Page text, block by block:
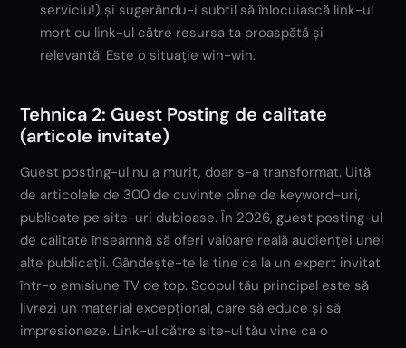
serviciu!) și sugerându-i subtil să înlocuiască link-ul
mort cu link-ul către resursa ta proaspătă și
relevantă. Este o situație win-win.
Tehnica 2: Guest Posting de calitate
(articole invitate)
Guest posting-ul nu a murit, doar s-a transformat. Uită
de articolele de 300 de cuvinte pline de keyword-uri,
publicate pe site-uri dubioase. În 2026, guest posting-ul
de calitate înseamnă să oferi valoare reală audienței unei
alte publicații. Gândește-te la tine ca la un expert invitat
într-o emisiune TV de top. Scopul tău principal este să
livrezi un material excepțional, care să educe și să
impresioneze. Link-ul către site-ul tău vine ca o